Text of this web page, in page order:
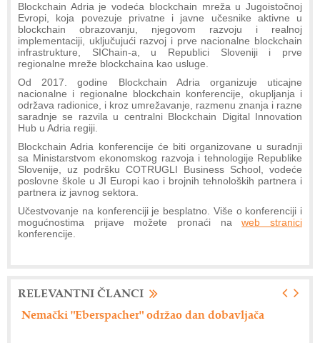
Blockchain Adria je vodeća blockchain mreža u Jugoistočnoj
Evropi, koja povezuje privatne i javne učesnike aktivne u
blockchain obrazovanju, njegovom razvoju i realnoj
implementaciji, uključujući razvoj i prve nacionalne blockchain
infrastrukture, SIChain-a, u Republici Sloveniji i prve
regionalne mreže blockchaina kao usluge.
Od 2017. godine Blockchain Adria organizuje uticajne
nacionalne i regionalne blockchain konferencije, okupljanja i
održava radionice, i kroz umrežavanje, razmenu znanja i razne
saradnje se razvila u centralni Blockchain Digital Innovation
Hub u Adria regiji.
Blockchain Adria konferencije će biti organizovane u suradnji
sa Ministarstvom ekonomskog razvoja i tehnologije Republike
Slovenije, uz podršku COTRUGLI Business School, vodeće
poslovne škole u JI Europi kao i brojnih tehnoloških partnera i
partnera iz javnog sektora.
Učestvovanje na konferenciji je besplatno. Više o konferenciji i
mogućnostima prijave možete pronaći naweb stranici
konferencije.
RELEVANTNI ČLANCI
Axiom Tech d.o.o. - Siemensova rešenja